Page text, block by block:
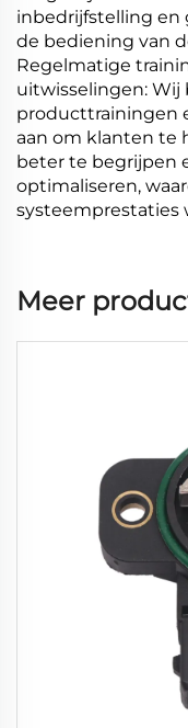
inbedrijfstelling en
de bediening van
Regelmatige
uitwisselingen:
producttrainingen
aan om klanten te
beter te begrijpen
optimaliseren,
systeemprestaties
Meer